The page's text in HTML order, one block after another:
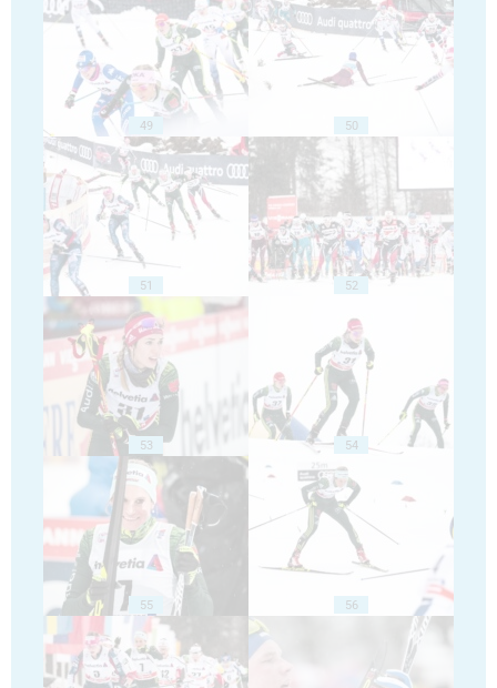
49 50
51 52
53 54
55 56